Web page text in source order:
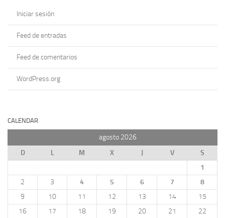
Iniciar sesión
Feed de entradas
Feed de comentarios
WordPress.org
CALENDAR
agosto 2026
D
L M X J V
S
1
2
3 4 5 6 7
8
9
10 11 12 13 14
15
16
17 18 19 20 21 22